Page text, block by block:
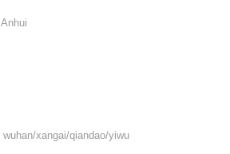
Anhui
wuhan/xangai/qiandao/yiwu